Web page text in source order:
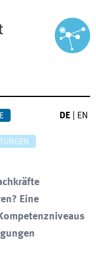
DE EN
Eine